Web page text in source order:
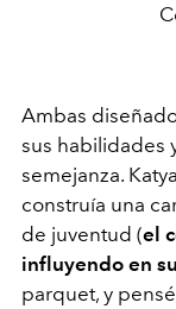
Ambas
sus habilidades
semejanza.
construía una
de juventud (el
influyendo en
parquet, y